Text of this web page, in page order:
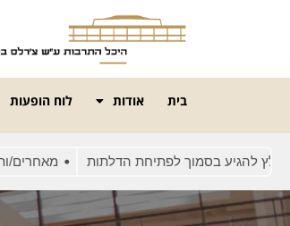
בית אודות לוח הופעות
בסמוך לפתיחת הדלתות מאחרים/ות יופנו